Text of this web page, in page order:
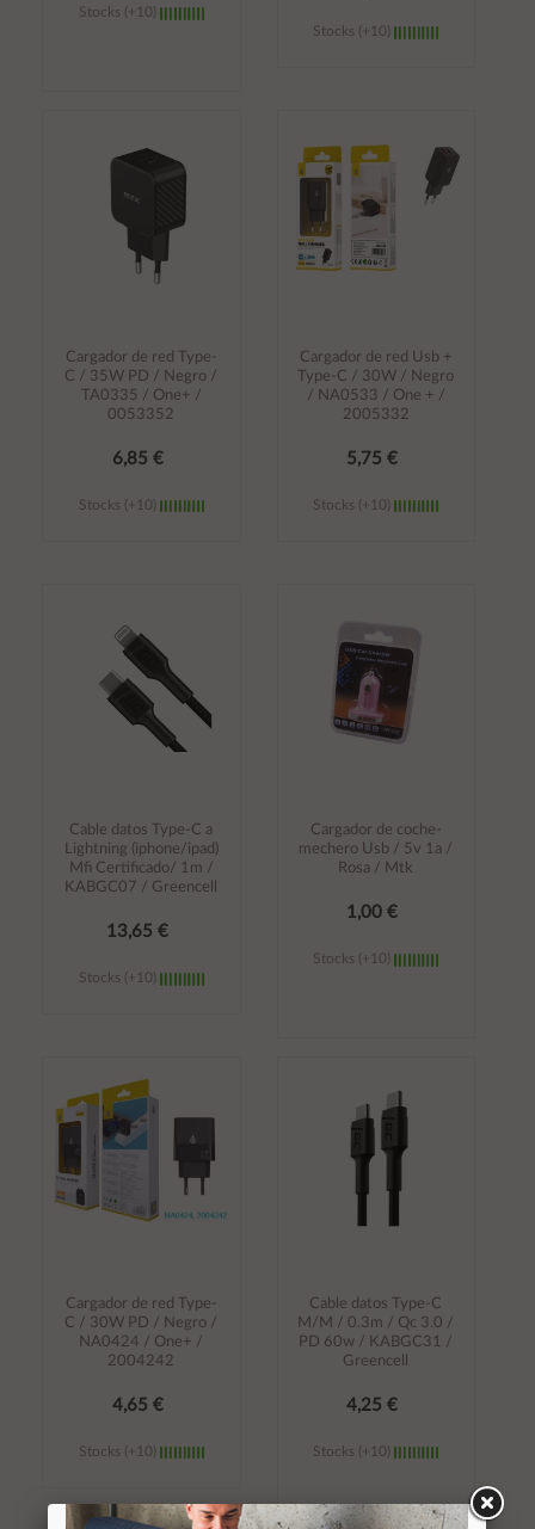
Stocks (+10)
carrito
Stocks (+10)
carrito
Cargador de red Type-
C / 35W PD / Negro /
TA0335 / One+ /
0053352
6,85 €
Stocks (+10)
carrito
Cargador de red Usb +
Type-C / 30W / Negro
/ NA0533 / One + /
2005332
5,75 €
Stocks (+10)
carrito
Cable datos Type-C a
Lightning (iphone/ipad)
Mfi Certificado/ 1m /
KABGC07 / Greencell
13,65 €
Stocks (+10)
carrito
Cargador de coche-
mechero Usb / 5v 1a /
Rosa / Mtk
1,00 €
Stocks (+10)
carrito
Cargador de red Type-
C / 30W PD / Negro /
NA0424 / One+ /
2004242
4,65 €
Stocks (+10)
Cable datos Type-C
M/M / 0.3m / Qc 3.0 /
PD 60w / KABGC31 /
Greencell
4,25 €
Stocks (+10)